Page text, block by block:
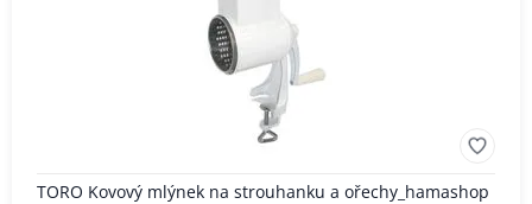
TORO Kovový mlýnek na strouhanku a ořechy_hamashop